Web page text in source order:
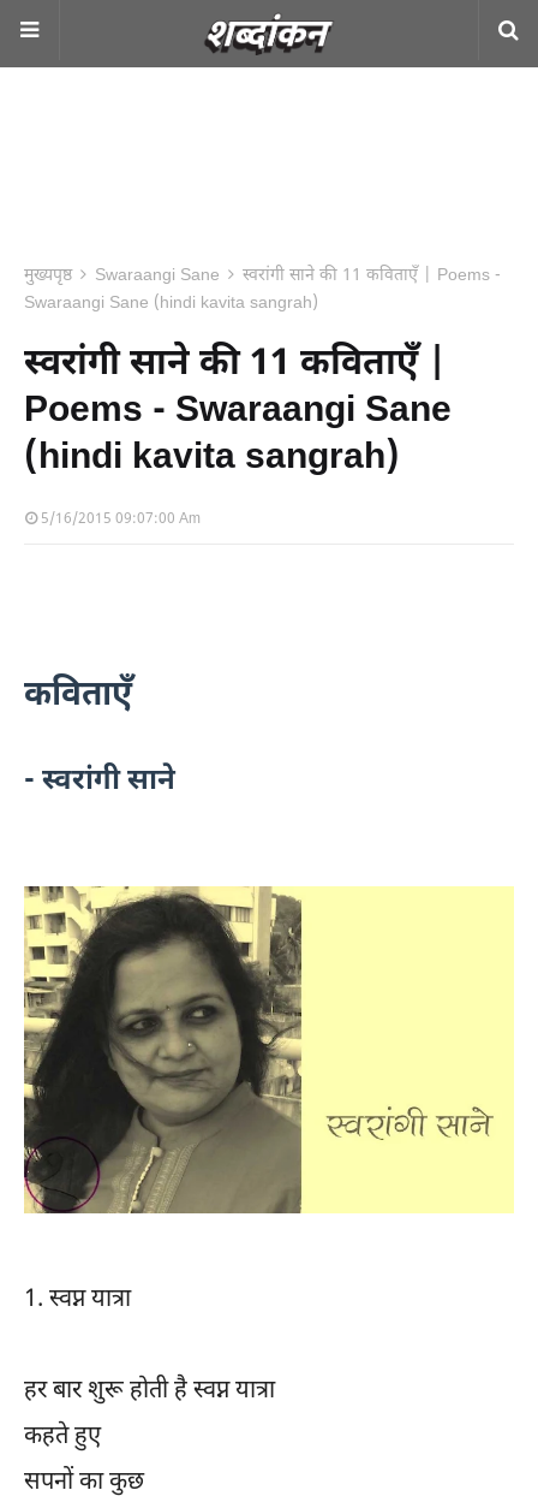
मुख्यपृष्ठ Swaraangi Sane
स्वरांगी साने की 11 कविताएँ | Poems -
Swaraangi Sane (hindi kavita sangrah)
स्वरांगी साने की 11 कविताएँ |
Poems - Swaraangi Sane
(hindi kavita sangrah)
5/16/2015 09:07:00 Am
कविताएँ
- स्वरांगी साने
1. स्वप्न यात्रा
हर बार शुरू होती है स्वप्न यात्रा
कहते हुए
सपनों का कुछ